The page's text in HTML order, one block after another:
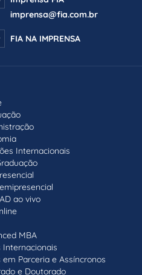
imprensa@fia.com.br
FIA NA IMPRENSA
Internacionais
ao vivo
MBA
Internacionais
em Parceria e Assíncronos
e Doutorado